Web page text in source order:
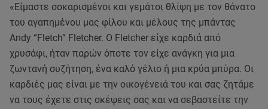
«Είμαστε σοκαρισμένοι και γεμάτοι θλίψη με τον θάνατο
του αγαπημένου μας φίλου και μέλους της μπάντας
Andy “Fletch” Fletcher. Ο Fletcher είχε καρδιά από
χρυσάφι, ήταν παρών όποτε τον είχε ανάγκη για μια
ζωντανή συζήτηση, ένα καλό γέλιο ή μια κρύα μπύρα. Οι
καρδιές μας είναι με την οικογένειά του και σας ζητάμε
να τους έχετε στις σκέψεις σας και να σεβαστείτε την